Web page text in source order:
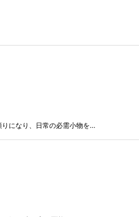
になり、日常の必需小物を…